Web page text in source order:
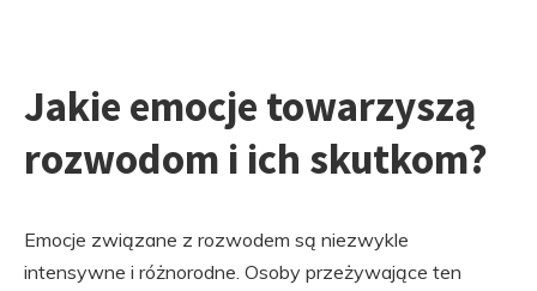
Jakie emocje towarzyszą
rozwodom i ich skutkom?
Emocje związane z rozwodem są niezwykle
intensywne i różnorodne. Osoby przeżywające ten